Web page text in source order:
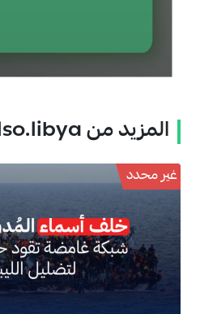
المزيد من falso.libya
غير محدد